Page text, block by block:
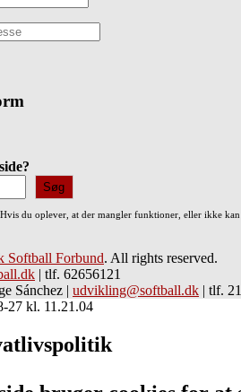
Søg
du oplever, at der mangler funktioner, eller ikke
Softball Forbund. All rights reserved.
| tlf. 62656121
Sánchez | udvikling@softball.dk | tlf.